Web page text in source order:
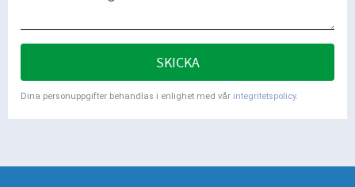
SKICKA
Dina personuppgifter behandlas i enlighet med vår integritetspolicy.